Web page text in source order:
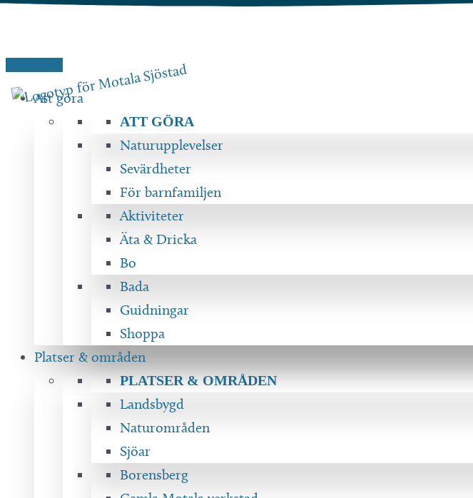
innehåll
Att göra
ATT GÖRA
Naturupplevelser
Sevärdheter
För barnfamiljen
Aktiviteter
Äta & Dricka
Bo
Bada
Guidningar
Shoppa
Platser & områden
PLATSER & OMRÅDEN
Landsbygd
Naturområden
Sjöar
Borensberg